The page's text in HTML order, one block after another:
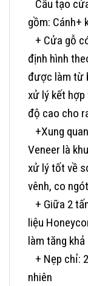
Cấu tạo
gồm: Cánh+
+ Cửa gỗ
định hình
được làm từ
xử lý kết hợp
độ cao cho
+Xung
Veneer là
xử lý tốt về
vênh, co
+ Giữa 2
liệu
làm tăng
+ Nẹp chỉ:
nhiên